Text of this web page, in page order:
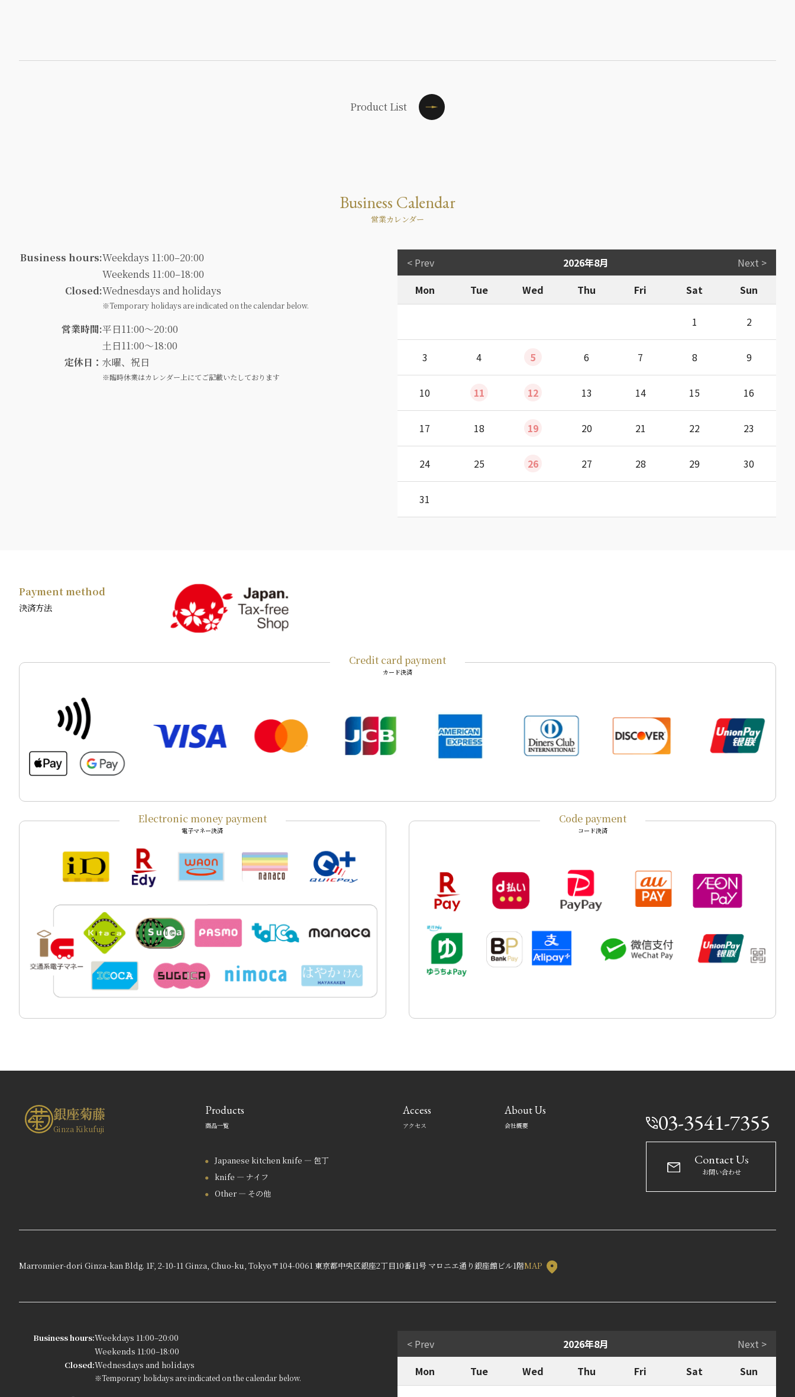
Product List
Business Calendar
営業カレンダー
Business hours:Weekdays 11:00–20:00
Weekends 11:00–18:00
Closed:Wednesdays and holidays
※Temporary holidays are indicated on the calendar below.
営業時間:平日11:00～20:00
土日11:00～18:00
定休日： 水曜、祝日
※臨時休業はカレンダー上にてご記載いたしております
< Prev 2026年8月
Next >
Mon
Tue Wed Thu Fri Sat Sun
1 2
3 4 5 6 7 8 9
10 11 12 13 14 15 16
17 18 19 20 21 22 23
24 25 26 27 28 29 30
31
Payment method
決済方法
Credit card payment
カード決済
Electronic money payment
電子マネー決済
Code payment
コード決済
銀座菊藤
Ginza Kikufuji
Products
商品一覧
Japanese kitchen knife — 包丁
knife — ナイフ
Other — その他
Access
アクセス
About Us
会社概要 03-3541-7355
Contact Us
お問い合わせ
Marronnier-dori Ginza-kan Bldg. 1F, 2-10-11 Ginza, Chuo-ku, Tokyo〒104-0061 東京都中央区銀座2丁目10番11号 マロニエ通り銀座館ビル1階MAP
Business hours:Weekdays 11:00–20:00
Weekends 11:00–18:00
Closed:Wednesdays and holidays
※Temporary holidays are indicated on the calendar below.
< Prev 2026年8月
Next >
Mon
Tue Wed Thu Fri Sat Sun